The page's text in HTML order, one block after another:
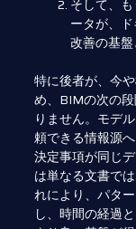
そして、
ータが、
改善の基
特に後者が、今
め、BIMの次の
りません。モデ
頼できる情報源
決定事項が同じ
は単なる文書で
れにより、パタ
し、時間の経過